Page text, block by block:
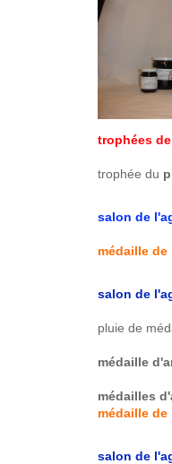
trophées
trophée du
salon de
médaille de
salon de
pluie de
médaille
médailles
médaille de
salon de